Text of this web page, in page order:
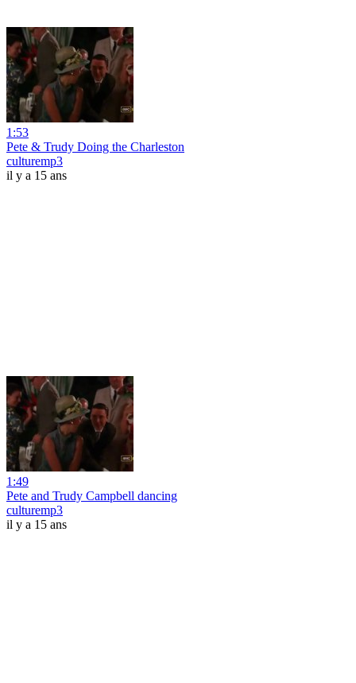
1:53
Pete & Trudy Doing the Charleston
culturemp3
il y a 15 ans
1:49
Pete and Trudy Campbell dancing
culturemp3
il y a 15 ans